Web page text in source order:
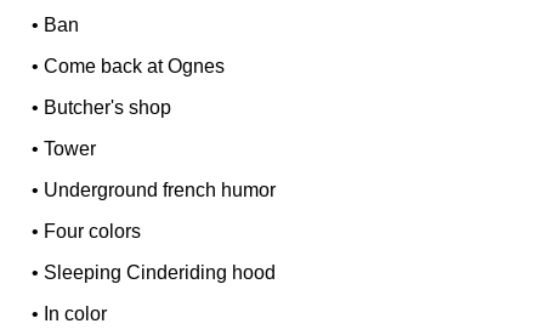
• Ban
•Come back at Ognes
• Butcher's shop
•Tower
• Underground french humor
• Four colors
• Sleeping Cinderiding hood
• In color